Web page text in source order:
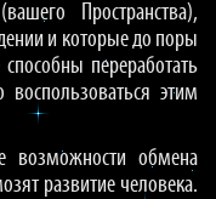
Пространства),
и которые до поры
переработать
этим
возможности обмена
развитие человека.